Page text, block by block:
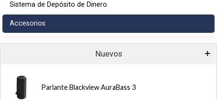
Sistema de Depósito de Dinero
Accesorios
Nuevos
Parlante Blackview AuraBass 3